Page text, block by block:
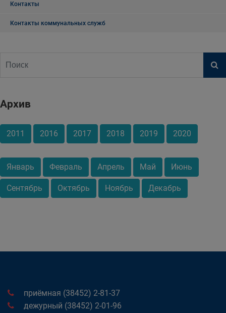
Контакты
Контакты коммунальных служб
Архив
2011 2016 2017 2018 2019 2020
Январь Февраль Апрель Май Июнь
Сентябрь Октябрь Ноябрь Декабрь
приёмная (38452) 2-81-37
дежурный (38452) 2-01-96